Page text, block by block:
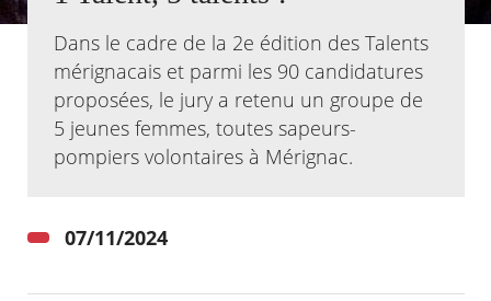
Agenda
Actualités
Kiosque
Espace de services en ligne
Dans le cadre de la 2e édition des Talents
mérignacais et parmi les 90 candidatures
proposées, le jury a retenu un groupe de
5 jeunes femmes, toutes sapeurs-
pompiers volontaires à Mérignac.
07/11/2024